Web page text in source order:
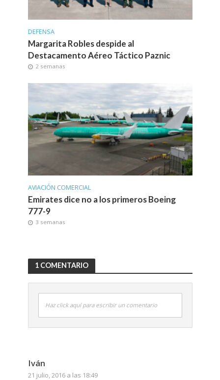
DEFENSA
Margarita Robles despide al
Destacamento Aéreo Táctico Paznic
2 semanas
AVIACIÓN COMERCIAL
Emirates dice no a los primeros Boeing
777-9
3 semanas
1 COMENTARIO
Haz click aquí para escribir un comentario
Iván
21 julio, 2016 a las 18:49